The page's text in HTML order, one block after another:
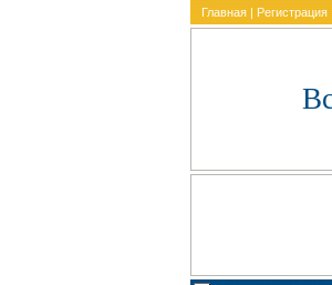
Главная | Регистрация